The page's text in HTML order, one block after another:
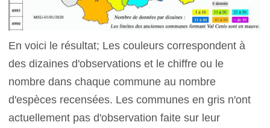
En voici le résultat; Les couleurs correspondent à
des dizaines d'observations et le chiffre ou le
nombre dans chaque commune au nombre
d'espèces recensées. Les communes en gris n'ont
actuellement pas d'observation faite sur leur